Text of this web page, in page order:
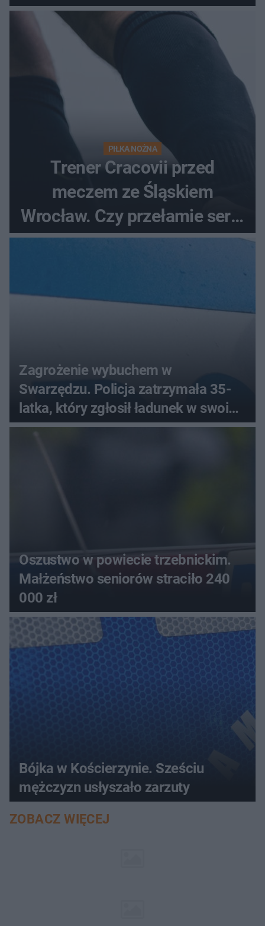
PIŁKA NOŻNA
Trener Cracovii przed
meczem ze Śląskiem
Wrocław. Czy przełamie serię
bez wygranej?
Zagrożenie wybuchem w
Swarzędzu. Policja zatrzymała 35-
latka, który zgłosił ładunek w swoim
aucie
Oszustwo w powiecie trzebnickim.
Małżeństwo seniorów straciło 240
000 zł
Bójka w Kościerzynie. Sześciu
mężczyzn usłyszało zarzuty
ZOBACZ WIĘCEJ